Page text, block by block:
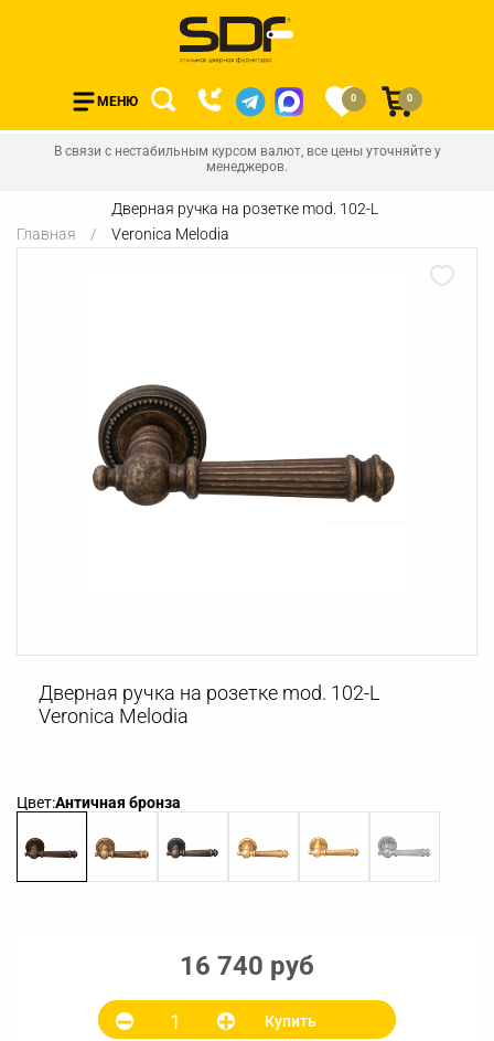
МЕНЮ 0 0
В связи с нестабильным курсом валют, все цены уточняйте у
менеджеров.
Главная
Дверная ручка на розетке mod. 102-L
Veronica Melodia
Дверная ручка на розетке mod. 102-L
Veronica Melodia
Цвет:Античная бронза
16 740 руб
Купить